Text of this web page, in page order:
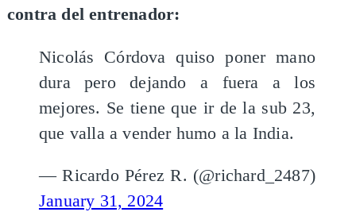
contra del entrenador:
Nicolás Córdova quiso poner mano
dura pero dejando a fuera a los
mejores. Se tiene que ir de la sub 23,
que valla a vender humo a la India.
— Ricardo Pérez R. (@richard_2487)
January 31, 2024